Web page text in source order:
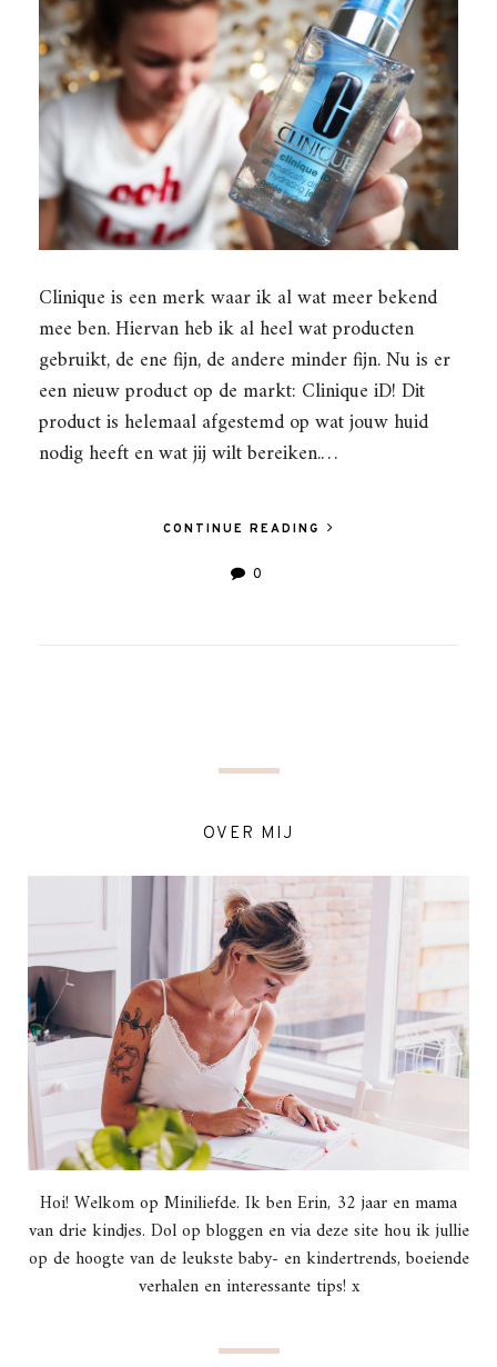
Clinique is een merk waar ik al wat meer bekend
mee ben. Hiervan heb ik al heel wat producten
gebruikt, de ene fijn, de andere minder fijn. Nu is er
een nieuw product op de markt: Clinique iD! Dit
product is helemaal afgestemd op wat jouw huid
nodig heeft en wat jij wilt bereiken.…
CONTINUE READING
0
OVER MIJ
Hoi! Welkom op Miniliefde. Ik ben Erin, 32 jaar en mama
van drie kindjes. Dol op bloggen en via deze site hou ik jullie
op de hoogte van de leukste baby- en kindertrends, boeiende
verhalen en interessante tips! x